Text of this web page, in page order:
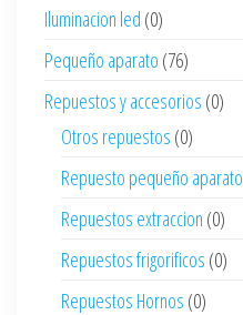
Iluminacion led (0)
Pequeño aparato (76)
Repuestos y accesorios (0)
Otros repuestos (0)
Repuesto pequeño aparato
Repuestos extraccion (0)
Repuestos frigorificos (0)
Repuestos Hornos (0)